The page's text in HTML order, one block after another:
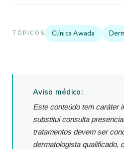
TÓPICOS Clínica Awada
Aviso médico:
Este conteúdo tem caráter
substitui consulta
tratamentos devem ser
dermatologista qualificado,